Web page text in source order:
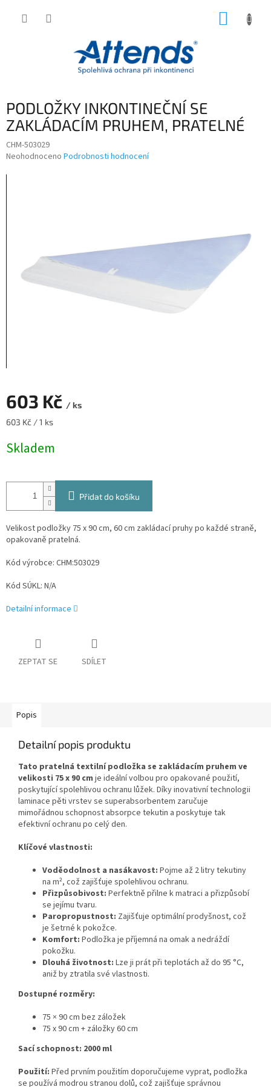
PODLOŽKY INKONTINEČNÍ SE
ZAKLÁDACÍM PRUHEM, PRATELNÉ
CHM-503029
Průměrné
Neohodnoceno Podrobnosti hodnocení
603 Kč / ks
Měrná
603 Kč / 1 ks
Skladem
Přidat do košíku
Velikost podložky 75 x 90 cm, 60 cm zakládací pruhy po každé straně,
opakovaně pratelná.
Kód výrobce: CHM:503029
Kód SÚKL: N/A
Detailní informace
ZEPTAT SE SDÍLET
Popis
Detailní popis produktu
Tato pratelná textilní podložka se zakládacím pruhem ve
velikosti 75 x 90 cm je ideální volbou pro opakované použití,
poskytující spolehlivou ochranu lůžek. Díky inovativní technologii
laminace pěti vrstev se superabsorbentem zaručuje
mimořádnou schopnost absorpce tekutin a poskytuje tak
efektivní ochranu po celý den.
Klíčové vlastnosti:
Voděodolnost a nasákavost: Pojme až 2 litry tekutiny
na m², což zajišťuje spolehlivou ochranu.
Přizpůsobivost: Perfektně přilne k matraci a přizpůsobí
se jejímu tvaru.
Paropropustnost: Zajišťuje optimální prodyšnost, což
je šetrné k pokožce.
Komfort: Podložka je příjemná na omak a nedráždí
pokožku.
Dlouhá životnost: Lze ji prát při teplotách až do 95 °C,
aniž by ztratila své vlastnosti.
Dostupné rozměry:
75 × 90 cm bez záložek
75 x 90 cm + záložky 60 cm
Sací schopnost: 2000 ml
Použití: Před prvním použitím doporučujeme vyprat, podložka
se používá modrou stranou dolů, což zajišťuje správnou